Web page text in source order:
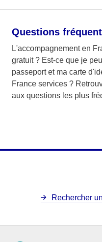
Questions
L'accompagnement en
gratuit ? Est-ce que je
passeport et ma carte
France services ?
aux questions les plus
Rechercher